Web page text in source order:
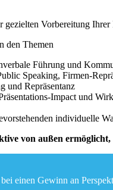
gezielten Vorbereitung
den Themen
Führung und
Speaking, Firmen-
und Repräsentanz
Impact und
individuelle
von außen
einen Gewinn an